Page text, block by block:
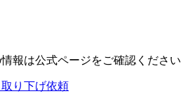
報は公式ページをご確認ください
り下げ依頼